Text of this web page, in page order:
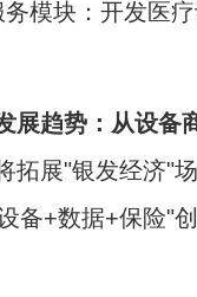
模块：开发医
展趋势：从设备
拓展"银发经济"
备+数据+保险"